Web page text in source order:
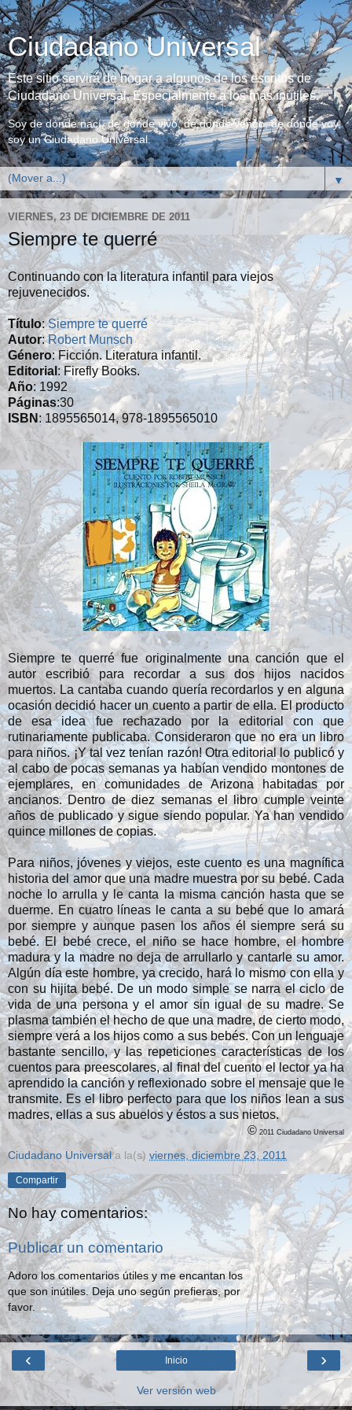
Ciudadano Universal
Este sitio servirá de hogar a algunos de los escritos de
Ciudadano Universal. Especialmente a los más inútiles.
Soy de donde nací, de donde vivo, de donde vengo, de donde voy,
soy un Ciudadano Universal.
▼
VIERNES, 23 DE DICIEMBRE DE 2011
Siempre te querré
Continuando con la literatura infantil para viejos
rejuvenecidos.
Título:Siempre te querré
Autor:Robert Munsch
Género: Ficción. Literatura infantil.
Editorial : Firefly Books.
Año: 1992
Páginas:30
ISBN: 1895565014, 978-1895565010
Siempre te querré fue originalmente una canción que el
autor escribió para recordar a sus dos hijos nacidos
muertos. La cantaba cuando quería recordarlos y en alguna
ocasión decidió hacer un cuento a partir de ella. El producto
de esa idea fue rechazado por la editorial con que
rutinariamente publicaba. Consideraron que no era un libro
para niños. ¡Y tal vez tenían razón! Otra editorial lo publicó y
al cabo de pocas semanas ya habían vendido montones de
ejemplares, en comunidades de Arizona habitadas por
ancianos. Dentro de diez semanas el libro cumple veinte
años de publicado y sigue siendo popular. Ya han vendido
quince millones de copias.
Para niños, jóvenes y viejos, este cuento es una magnífica
historia del amor que una madre muestra por su bebé. Cada
noche lo arrulla y le canta la misma canción hasta que se
duerme. En cuatro líneas le canta a su bebé que lo amará
por siempre y aunque pasen los años él siempre será su
bebé. El bebé crece, el niño se hace hombre, el hombre
madura y la madre no deja de arrullarlo y cantarle su amor.
Algún día este hombre, ya crecido, hará lo mismo con ella y
con su hijita bebé. De un modo simple se narra el ciclo de
vida de una persona y el amor sin igual de su madre. Se
plasma también el hecho de que una madre, de cierto modo,
siempre verá a los hijos como a sus bebés. Con un lenguaje
bastante sencillo, y las repeticiones características de los
cuentos para preescolares, al final del cuento el lector ya ha
aprendido la canción y reflexionado sobre el mensaje que le
transmite. Es el libro perfecto para que los niños lean a sus
madres, ellas a sus abuelos y éstos a sus nietos.
© 2011 Ciudadano Universal
Ciudadano Universal a la(s) viernes, diciembre 23, 2011
Compartir
No hay comentarios:
Publicar un comentario
Adoro los comentarios útiles y me encantan los
que son inútiles. Deja uno según prefieras, por
favor.
‹ ›
Inicio
Ver versión web